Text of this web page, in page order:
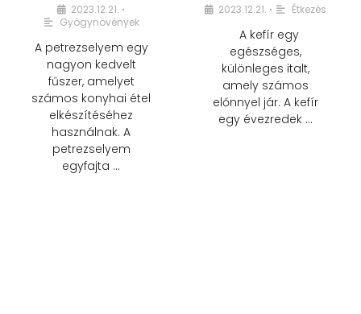
2023.12.21. •
Gyógynövények
A petrezselyem egy
nagyon kedvelt
fűszer, amelyet
számos konyhai étel
elkészítéséhez
használnak. A
petrezselyem
egyfajta …
2023.12.21. • Étkezés
A kefír egy
egészséges,
különleges italt,
amely számos
előnnyel jár. A kefír
egy évezredek …